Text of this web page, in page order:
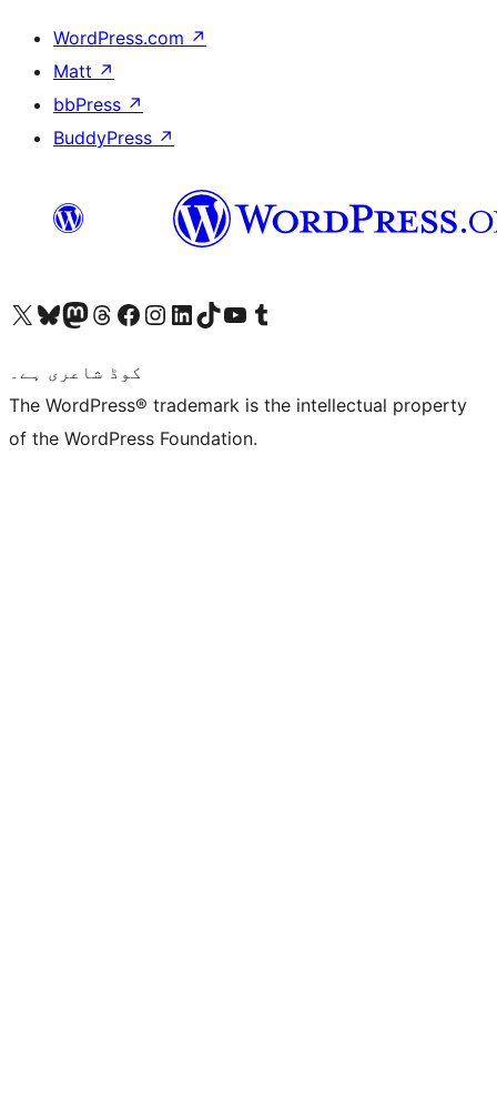
WordPress.com ↗
Matt ↗
bbPress ↗
BuddyPress ↗
Visit our X (formerly Twitter) account
ہمارے بلیواسکائی اکاؤنٹ پر جائیں
Visit our Mastodon account
ہمارے ٹھریڈز اکاؤنٹ پر جائیں
Visit our Facebook page
Visit our Instagram account
Visit our LinkedIn account
ہمارے ٹک ٹاک اکاؤنٹ پر جائیں
Visit our YouTube channel
ہمارے ٹمبلر اکاؤنٹ پر جائیں
کوڈ شاعری ہے۔
The WordPress® trademark is the intellectual property
of the WordPress Foundation.